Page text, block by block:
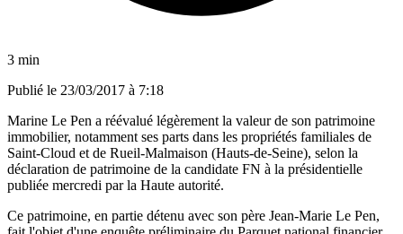
3 min
Publié le 23/03/2017 à 7:18
Marine Le Pen a réévalué légèrement la valeur de son patrimoine
immobilier, notamment ses parts dans les propriétés familiales de
Saint-Cloud et de Rueil-Malmaison (Hauts-de-Seine), selon la
déclaration de patrimoine de la candidate FN à la présidentielle
publiée mercredi par la Haute autorité.
Ce patrimoine, en partie détenu avec son père Jean-Marie Le Pen,